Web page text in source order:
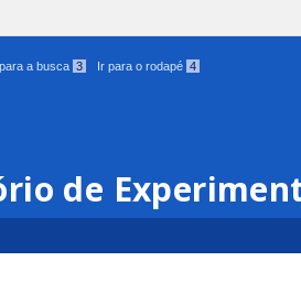
a busca 3 Ir para o rodapé 4
de